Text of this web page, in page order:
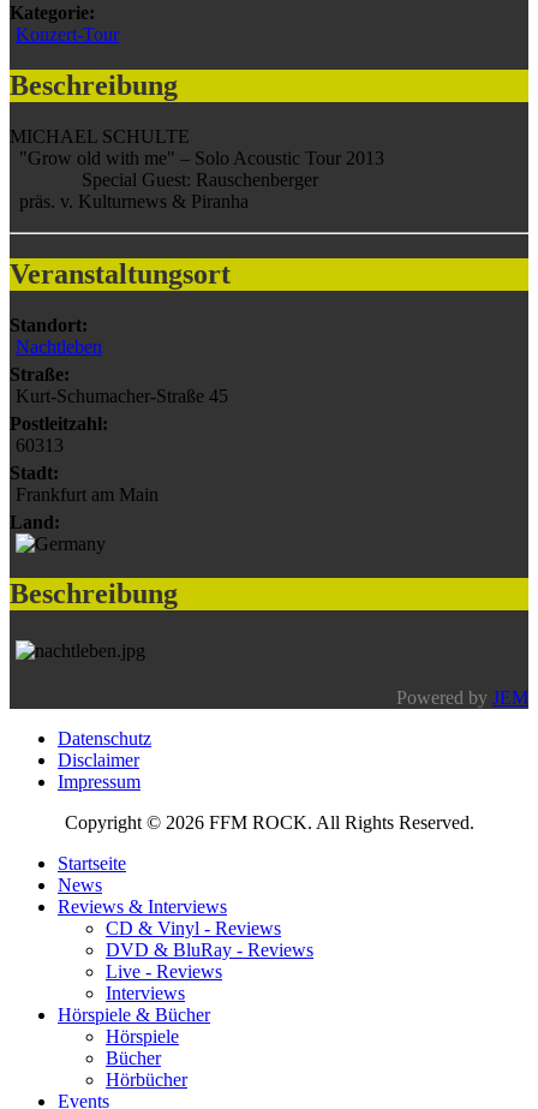
Kategorie:
Konzert-Tour
Beschreibung
MICHAEL SCHULTE
"Grow old with me" – Solo Acoustic Tour 2013
Special Guest: Rauschenberger
präs. v. Kulturnews & Piranha
Veranstaltungsort
Standort:
Nachtleben
Straße:
Kurt-Schumacher-Straße 45
Postleitzahl:
60313
Stadt:
Frankfurt am Main
Land:
Beschreibung
Powered by JEM
Datenschutz
Disclaimer
Impressum
Copyright © 2026 FFM ROCK. All Rights Reserved.
Startseite
News
Reviews & Interviews
CD & Vinyl - Reviews
DVD & BluRay - Reviews
Live - Reviews
Interviews
Hörspiele & Bücher
Hörspiele
Bücher
Hörbücher
Events